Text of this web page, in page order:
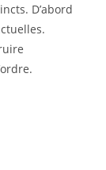
D’abord